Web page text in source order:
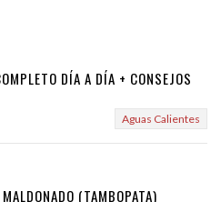
DÍA A DÍA + CONSEJOS
Aguas Calientes
(TAMBOPATA)